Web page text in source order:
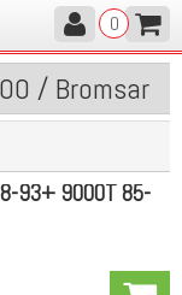
0
/ Bromsar
93+ 9000T 85-